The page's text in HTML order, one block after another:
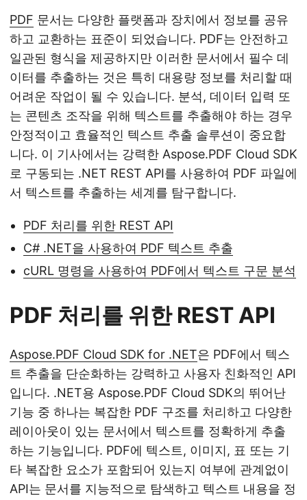
PDF 문서는 다양한 플랫폼과 장치에서 정보를 공유
하고 교환하는 표준이 되었습니다. PDF는 안전하고
일관된 형식을 제공하지만 이러한 문서에서 필수 데
이터를 추출하는 것은 특히 대용량 정보를 처리할 때
어려운 작업이 될 수 있습니다. 분석, 데이터 입력 또
는 콘텐츠 조작을 위해 텍스트를 추출해야 하는 경우
안정적이고 효율적인 텍스트 추출 솔루션이 중요합
니다. 이 기사에서는 강력한 Aspose.PDF Cloud SDK
로 구동되는 .NET REST API를 사용하여 PDF 파일에
서 텍스트를 추출하는 세계를 탐구합니다.
PDF 처리를 위한 REST API
C# .NET을 사용하여 PDF 텍스트 추출
cURL 명령을 사용하여 PDF에서 텍스트 구문 분석
PDF 처리를 위한 REST API
Aspose.PDF Cloud SDK for .NET은 PDF에서 텍스
트 추출을 단순화하는 강력하고 사용자 친화적인 API
입니다. .NET용 Aspose.PDF Cloud SDK의 뛰어난
기능 중 하나는 복잡한 PDF 구조를 처리하고 다양한
레이아웃이 있는 문서에서 텍스트를 정확하게 추출
하는 기능입니다. PDF에 텍스트, 이미지, 표 또는 기
타 복잡한 요소가 포함되어 있는지 여부에 관계없이
API는 문서를 지능적으로 탐색하고 텍스트 내용을 정